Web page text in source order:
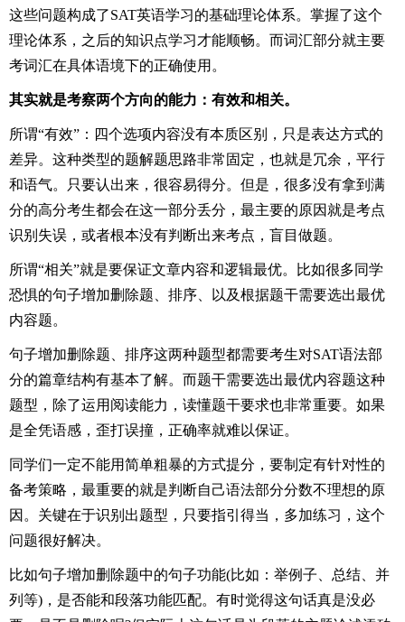
这些问题构成了SAT英语学习的基础理论体系。掌握了这个
理论体系，之后的知识点学习才能顺畅。而词汇部分就主要
考词汇在具体语境下的正确使用。
其实就是考察两个方向的能力：有效和相关。
所谓“有效”：四个选项内容没有本质区别，只是表达方式的
差异。这种类型的题解题思路非常固定，也就是冗余，平行
和语气。只要认出来，很容易得分。但是，很多没有拿到满
分的高分考生都会在这一部分丢分，最主要的原因就是考点
识别失误，或者根本没有判断出来考点，盲目做题。
所谓“相关”就是要保证文章内容和逻辑最优。比如很多同学
恐惧的句子增加删除题、排序、以及根据题干需要选出最优
内容题。
句子增加删除题、排序这两种题型都需要考生对SAT语法部
分的篇章结构有基本了解。而题干需要选出最优内容题这种
题型，除了运用阅读能力，读懂题干要求也非常重要。如果
是全凭语感，歪打误撞，正确率就难以保证。
同学们一定不能用简单粗暴的方式提分，要制定有针对性的
备考策略，最重要的就是判断自己语法部分分数不理想的原
因。关键在于识别出题型，只要指引得当，多加练习，这个
问题很好解决。
比如句子增加删除题中的句子功能(比如：举例子、总结、并
列等)，是否能和段落功能匹配。有时觉得这句话真是没必